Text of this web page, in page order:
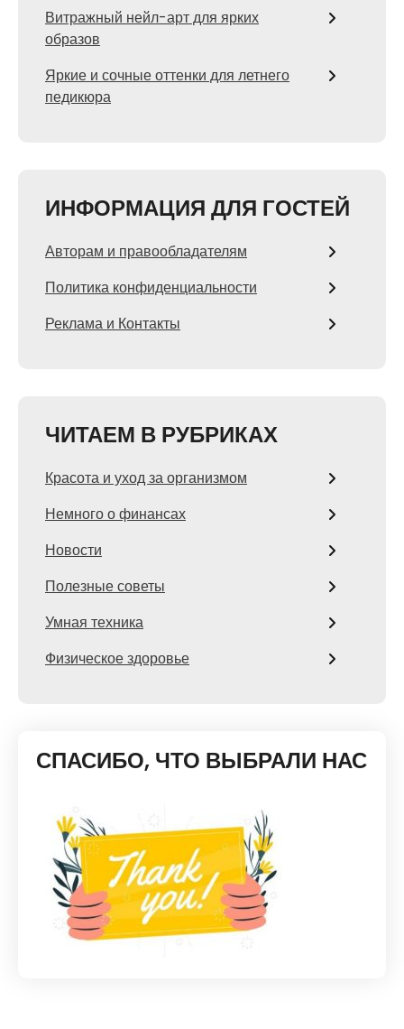
Витражный нейл-арт для ярких
образов
Яркие и сочные оттенки для летнего
педикюра
ИНФОРМАЦИЯ ДЛЯ ГОСТЕЙ
Авторам и правообладателям
Политика конфиденциальности
Реклама и Контакты
ЧИТАЕМ В РУБРИКАХ
Красота и уход за организмом
Немного о финансах
Новости
Полезные советы
Умная техника
Физическое здоровье
СПАСИБО, ЧТО ВЫБРАЛИ НАС